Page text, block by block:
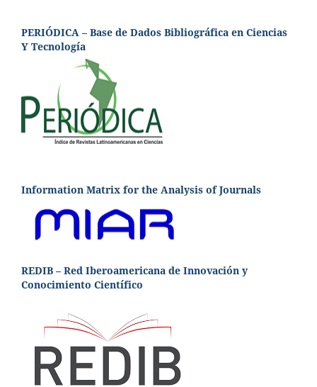
PERIÓDICA – Base de Dados Bibliográfica en Ciencias
Y Tecnología
Information Matrix for the Analysis of Journals
REDIB – Red Iberoamericana de Innovación y
Conocimiento Científico